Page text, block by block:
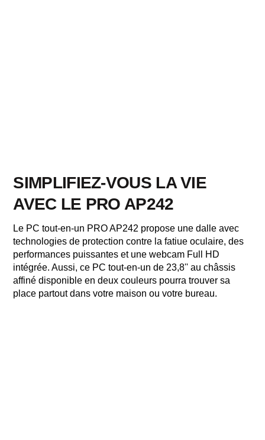
SIMPLIFIEZ-VOUS LA VIE
AVEC LE PRO AP242
Le PC tout-en-un PRO AP242 propose une dalle avec
technologies de protection contre la fatiue oculaire, des
performances puissantes et une webcam Full HD
intégrée. Aussi, ce PC tout-en-un de 23,8'' au châssis
affiné disponible en deux couleurs pourra trouver sa
place partout dans votre maison ou votre bureau.